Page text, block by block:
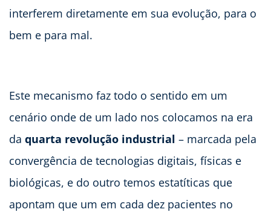
interferem diretamente em sua evolução, para o
bem e para mal.
Este mecanismo faz todo o sentido em um
cenário onde de um lado nos colocamos na era
da quarta revolução industrial – marcada pela
convergência de tecnologias digitais, físicas e
biológicas, e do outro temos estatíticas que
apontam que um em cada dez pacientes no